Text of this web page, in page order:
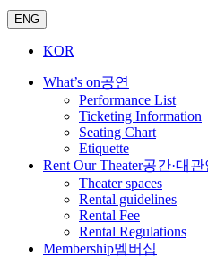
ENG
KOR
What’s on공연
Performance List
Ticketing Information
Seating Chart
Etiquette
Rent Our Theater공간·대관
Theater spaces
Rental guidelines
Rental Fee
Rental Regulations
Membership멤버십